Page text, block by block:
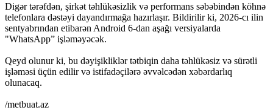
Digər tərəfdən, şirkət təhlükəsizlik və performans səbəbindən köhnə
telefonlara dəstəyi dayandırmağa hazırlaşır. Bildirilir ki, 2026-cı ilin
sentyabrından etibarən Android 6-dan aşağı versiyalarda
"WhatsApp” işləməyəcək.
Qeyd olunur ki, bu dəyişikliklər tətbiqin daha təhlükəsiz və sürətli
işləməsi üçün edilir və istifadəçilərə əvvəlcədən xəbərdarlıq
olunacaq.
/metbuat.az